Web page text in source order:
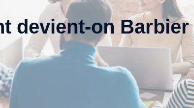
devient-on Barbier